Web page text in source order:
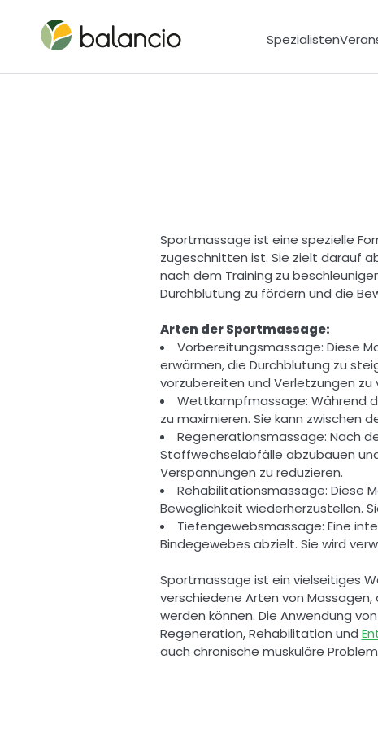
Spezialisten
Sportmassage ist eine spezielle
zugeschnitten ist. Sie zielt darauf
nach dem Training zu
Durchblutung zu fördern und die
Arten der Sportmassage:
Vorbereitungsmassage: Diese
erwärmen, die Durchblutung zu
vorzubereiten und Verletzungen zu
Wettkampfmassage: Während
zu maximieren. Sie kann zwischen
Regenerationsmassage: Nach
Stoffwechselabfälle abzubauen
Verspannungen zu reduzieren.
Rehabilitationsmassage: Diese
Beweglichkeit wiederherzustellen.
Tiefengewebsmassage: Eine
Bindegewebes abzielt. Sie wird
Sportmassage ist ein vielseitiges
verschiedene Arten von
werden können. Die Anwendung
Regeneration, Rehabilitation und
auch chronische muskuläre